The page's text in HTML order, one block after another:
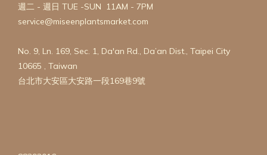
週二 - 週日 TUE -SUN 11AM - 7PM
service@miseenplantsmarket.com
No. 9, Ln. 169, Sec. 1, Da'an Rd., Da’an Dist., Taipei City
10665 , Taiwan
台北市大安區大安路一段169巷9號